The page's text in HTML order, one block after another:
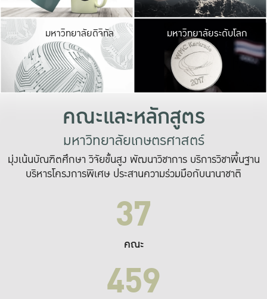
มหาวิทยาลัยดิจิทัล มหาวิ
เปลี่ยนแปลง แล
เพื่อทำง
ระบบสารสนเทศ
มหาวิทยาลัยระดับโลก
คณะและหลักสูตร
มหาวิทยาลัยเกษตรศาสตร์
มุ่งเน้นบัณฑิตศึกษา วิจัยขั้นสูง พัฒนาวิชาการ บริการวิชาพื้นฐาน
บริหารโครงการพิเศษ ประสานความร่วมมือกับนานาชาติ
37
คณะ
459